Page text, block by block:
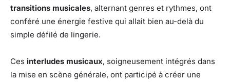
transitions musicales, alternant genres et rythmes, ont
conféré une énergie festive qui allait bien au-delà du
simple défilé de lingerie.
Ces interludes musicaux, soigneusement intégrés dans
la mise en scène générale, ont participé à créer une